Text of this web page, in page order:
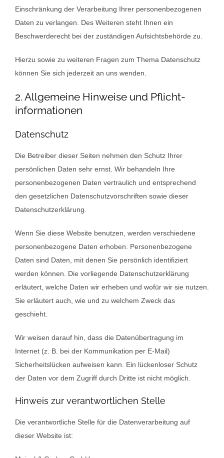
Einschränkung der Verarbeitung Ihrer personenbezogenen
Daten zu verlangen. Des Weiteren steht Ihnen ein
Beschwerderecht bei der zuständigen Aufsichtsbehörde zu.
Hierzu sowie zu weiteren Fragen zum Thema Datenschutz
können Sie sich jederzeit an uns wenden.
2. Allgemeine Hinweise und Pflicht­
informationen
Datenschutz
Die Betreiber dieser Seiten nehmen den Schutz Ihrer
persönlichen Daten sehr ernst. Wir behandeln Ihre
personenbezogenen Daten vertraulich und entsprechend
den gesetzlichen Datenschutzvorschriften sowie dieser
Datenschutzerklärung.
Wenn Sie diese Website benutzen, werden verschiedene
personenbezogene Daten erhoben. Personenbezogene
Daten sind Daten, mit denen Sie persönlich identifiziert
werden können. Die vorliegende Datenschutzerklärung
erläutert, welche Daten wir erheben und wofür wir sie nutzen.
Sie erläutert auch, wie und zu welchem Zweck das
geschieht.
Wir weisen darauf hin, dass die Datenübertragung im
Internet (z. B. bei der Kommunikation per E-Mail)
Sicherheitslücken aufweisen kann. Ein lückenloser Schutz
der Daten vor dem Zugriff durch Dritte ist nicht möglich.
Hinweis zur verantwortlichen Stelle
Die verantwortliche Stelle für die Datenverarbeitung auf
dieser Website ist: